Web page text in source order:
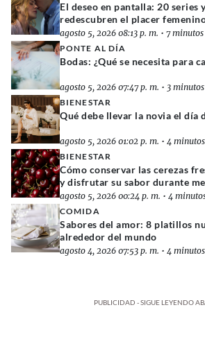
El deseo en pantalla: 20 series
redescubren el placer
agosto 5, 2026 08:13 p. m. • 7
PONTE AL DÍA
Bodas: ¿Qué se necesita para
agosto 5, 2026 07:47 p. m. • 3
BIENESTAR
Qué debe llevar la novia el día
agosto 5, 2026 01:02 p. m. • 4
BIENESTAR
Cómo conservar las cerezas
y disfrutar su sabor durante
agosto 5, 2026 00:24 p. m. • 4
COMIDA
Sabores del amor: 8 platillos
alrededor del mundo
agosto 4, 2026 07:53 p. m. • 4
PUBLICIDAD - SIGUE LEYENDO